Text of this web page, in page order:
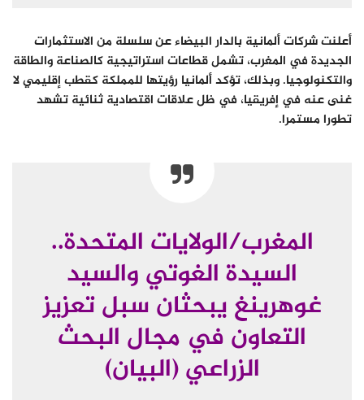
أعلنت شركات ألمانية بالدار البيضاء عن سلسلة من الاستثمارات
الجديدة في المغرب، تشمل قطاعات استراتيجية كالصناعة والطاقة
والتكنولوجيا. وبذلك، تؤكد ألمانيا رؤيتها للمملكة كقطب إقليمي لا
غنى عنه في إفريقيا، في ظل علاقات اقتصادية ثنائية تشهد
تطورا مستمرا.
المغرب/الولايات المتحدة..
السيدة الغوتي والسيد
غوهرينغ يبحثان سبل تعزيز
التعاون في مجال البحث
الزراعي (البيان)